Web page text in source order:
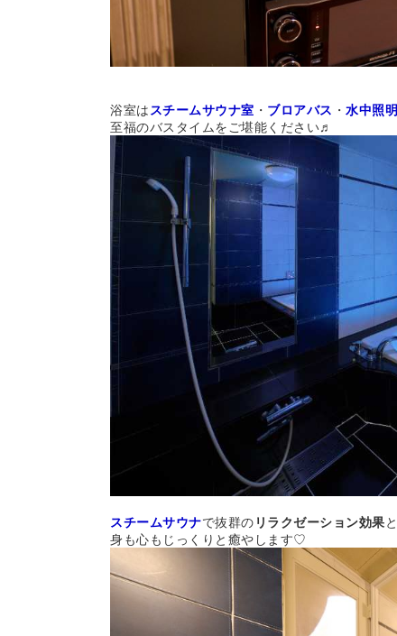
浴室は スチームサウナ室 ・ ブロアバス ・ 水中照明
至福のバスタイムをご堪能ください♬
スチームサウナで抜群の リラクゼーション効果と
身も心もじっくりと癒やします♡